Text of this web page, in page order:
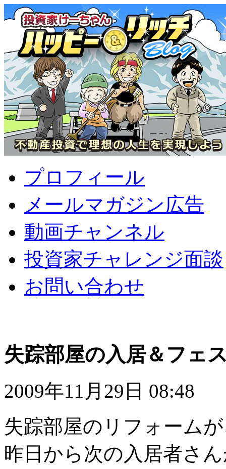
プロフィール
メールマガジン広告
動画チャンネル
投資家チャレンジ面談
お問い合わせ
失踪部屋の入居＆フェ
2009年11月29日 08:48
失踪部屋のリフォーム
昨日から次の入居者さ